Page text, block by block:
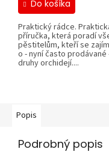
Do košíka
Praktický rádce.
příručka, která poradí
pěstitelům, kteří se
o - nyní často prodávané
druhy orchidejí....
Popis
Podrobný popis